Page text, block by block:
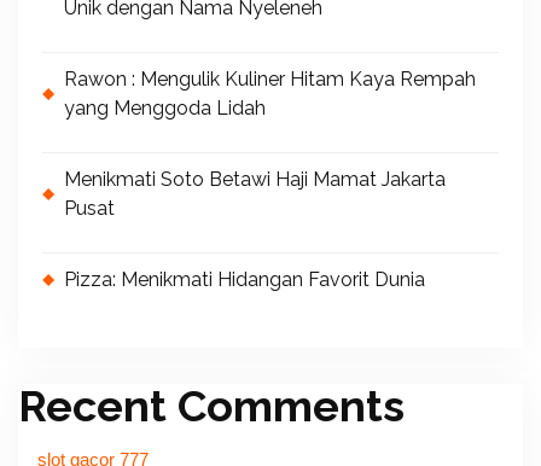
Unik dengan Nama Nyeleneh
Rawon : Mengulik Kuliner Hitam Kaya Rempah
yang Menggoda Lidah
Menikmati Soto Betawi Haji Mamat Jakarta
Pusat
Pizza: Menikmati Hidangan Favorit Dunia
Recent Comments
slot gacor 777